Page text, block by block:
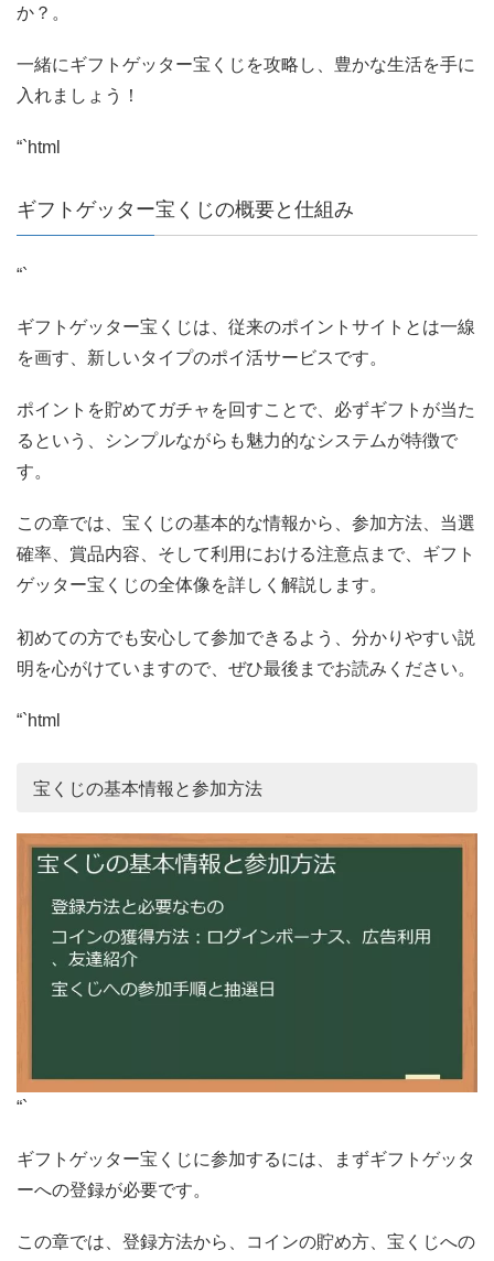
か？。
一緒にギフトゲッター宝くじを攻略し、豊かな生活を手に
入れましょう！
“`html
ギフトゲッター宝くじの概要と仕組み
“`
ギフトゲッター宝くじは、従来のポイントサイトとは一線
を画す、新しいタイプのポイ活サービスです。
ポイントを貯めてガチャを回すことで、必ずギフトが当た
るという、シンプルながらも魅力的なシステムが特徴で
す。
この章では、宝くじの基本的な情報から、参加方法、当選
確率、賞品内容、そして利用における注意点まで、ギフト
ゲッター宝くじの全体像を詳しく解説します。
初めての方でも安心して参加できるよう、分かりやすい説
明を心がけていますので、ぜひ最後までお読みください。
“`html
宝くじの基本情報と参加方法
“`
ギフトゲッター宝くじに参加するには、まずギフトゲッタ
ーへの登録が必要です。
この章では、登録方法から、コインの貯め方、宝くじへの